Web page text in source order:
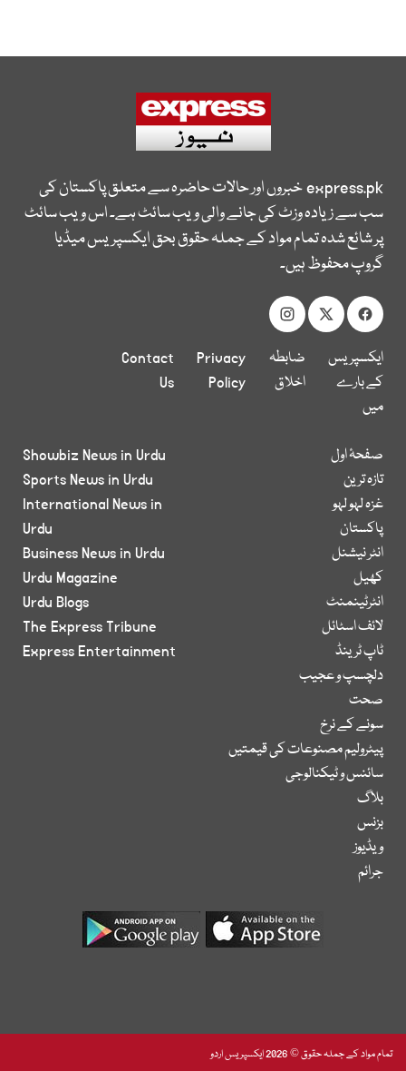
express.pkخبروں اور حالات حاضرہ سے متعلق پاکستان کی
سب سے زیادہ وزٹ کی جانے والی ویب سائٹ ہے۔ اس ویب سائٹ
پر شائع شدہ تمام مواد کے جملہ حقوق بحق ایکسپریس میڈیا
گروپ محفوظ ہیں۔
ایکسپریس
کے بارے
میں
ضابطہ
اخلاق
Privacy
Policy
Contact
Us
صفحۂ اول
تازہ ترین
غزہ لہو لہو
پاکستان
انٹر نیشنل
کھیل
انٹرٹینمنٹ
لائف اسٹائل
ٹاپ ٹرینڈ
دلچسپ و عجیب
صحت
سونے کے نرخ
پیٹرولیم مصنوعات کی قیمتیں
سائنس و ٹیکنالوجی
بلاگ
بزنس
ویڈیوز
جرائم
Showbiz News in Urdu
Sports News in Urdu
International News in
Urdu
Business News in Urdu
Urdu Magazine
Urdu Blogs
The Express Tribune
Express Entertainment
تمام مواد کے جملہ حقوق © 2026 ایکسپریس اردو